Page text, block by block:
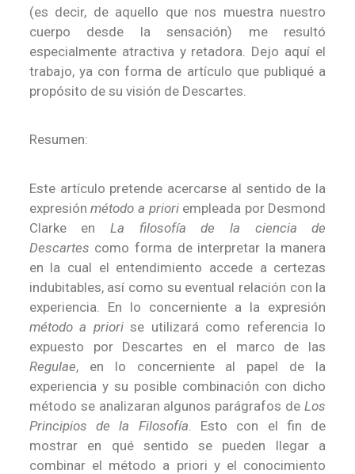
(es decir, de aquello que nos muestra nuestro
cuerpo desde la sensación) me resultó
especialmente atractiva y retadora. Dejo aquí el
trabajo, ya con forma de artículo que publiqué a
propósito de su visión de Descartes.
Resumen:
Este artículo pretende acercarse al sentido de la
expresiónmétodo a prioriempleada por Desmond
Clarke enLa filosofía de la ciencia de
Descartes como forma de interpretar la manera
en la cual el entendimiento accede a certezas
indubitables, así como su eventual relación con la
experiencia. En lo concerniente a la expresión
método a priorise utilizará como referencia lo
expuesto por Descartes en el marco de las
Regulae, en lo concerniente al papel de la
experiencia y su posible combinación con dicho
método se analizaran algunos parágrafos deLos
Principios de la Filosofía . Esto con el fin de
mostrar en qué sentido se pueden llegar a
combinar el método a priori y el conocimiento